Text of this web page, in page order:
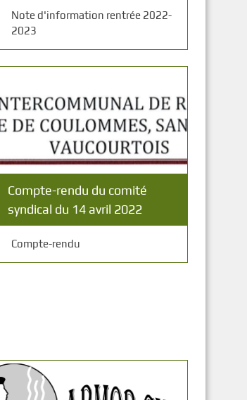
Note d'information rentrée 2022-
2023
Compte-rendu du comité
syndical du 14 avril 2022
Compte-rendu